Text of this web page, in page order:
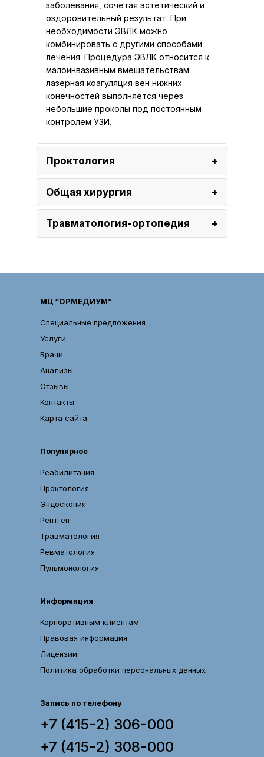
заболевания, сочетая эстетический и
оздоровительный результат. При
необходимости ЭВЛК можно
комбинировать с другими способами
лечения. Процедура ЭВЛК относится к
малоинвазивным вмешательствам:
лазерная коагуляция вен нижних
конечностей выполняется через
небольшие проколы под постоянным
контролем УЗИ.
Проктология
Общая хирургия
Травматология-ортопедия
МЦ “ОРМЕДИУМ”
Специальные предложения
Услуги
Врачи
Анализы
Отзывы
Контакты
Карта сайта
Популярное
Реабилитация
Проктология
Эндоскопия
Рентген
Травматология
Ревматология
Пульмонология
Информация
Корпоративным клиентам
Правовая информация
Лицензии
Политика обработки персональных данных
Запись по телефону
+7 (415-2) 306-000
+7 (415-2) 308-000